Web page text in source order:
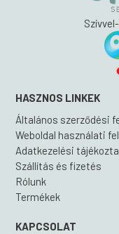
HASZNOS LINKEK
Általános szerződési
Weboldal használati
Adatkezelési
Szállítás és fizetés
Rólunk
Termékek
KAPCSOLAT